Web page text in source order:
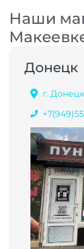
Наши
Донецк
г.